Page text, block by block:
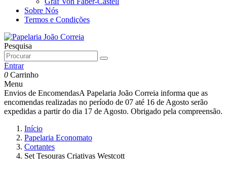
Sobre Nós
Termos e Condições
Pesquisa
Entrar
0 Carrinho
Menu
Envios de EncomendasA Papelaria João Correia informa que as
encomendas realizadas no período de 07 até 16 de Agosto serão
expedidas a partir do dia 17 de Agosto. Obrigado pela compreensão.
Início
Papelaria Economato
Cortantes
Set Tesouras Criativas Westcott